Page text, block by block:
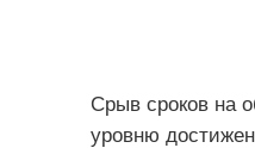
Срыв сроков на
уровню